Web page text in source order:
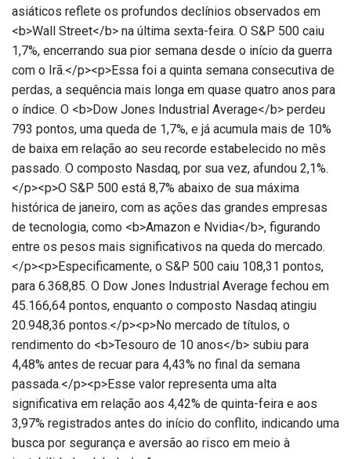
asiáticos reflete os profundos declínios observados em
<b>Wall Street</b> na última sexta-feira. O S&P 500 caiu
1,7%, encerrando sua pior semana desde o início da guerra
com o Irã.</p><p>Essa foi a quinta semana consecutiva de
perdas, a sequência mais longa em quase quatro anos para
o índice. O <b>Dow Jones Industrial Average</b> perdeu
793 pontos, uma queda de 1,7%, e já acumula mais de 10%
de baixa em relação ao seu recorde estabelecido no mês
passado. O composto Nasdaq, por sua vez, afundou 2,1%.
</p><p>O S&P 500 está 8,7% abaixo de sua máxima
histórica de janeiro, com as ações das grandes empresas
de tecnologia, como <b>Amazon e Nvidia</b>, figurando
entre os pesos mais significativos na queda do mercado.
</p><p>Especificamente, o S&P 500 caiu 108,31 pontos,
para 6.368,85. O Dow Jones Industrial Average fechou em
45.166,64 pontos, enquanto o composto Nasdaq atingiu
20.948,36 pontos.</p><p>No mercado de títulos, o
rendimento do <b>Tesouro de 10 anos</b> subiu para
4,48% antes de recuar para 4,43% no final da semana
passada.</p><p>Esse valor representa uma alta
significativa em relação aos 4,42% de quinta-feira e aos
3,97% registrados antes do início do conflito, indicando uma
busca por segurança e aversão ao risco em meio à